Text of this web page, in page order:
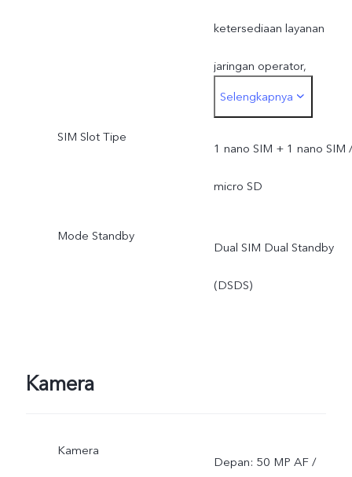
ketersediaan layanan
jaringan operator,
ketentuan dan hukum
berlaku, dukungan
infrastrukstur dan versi
Selengkapnya
SIM Slot Tipe
1 nano SIM + 1 nano SIM
micro SD
Mode Standby
Dual SIM Dual Standby
(DSDS)
Kamera
Kamera
Depan: 50 MP AF /